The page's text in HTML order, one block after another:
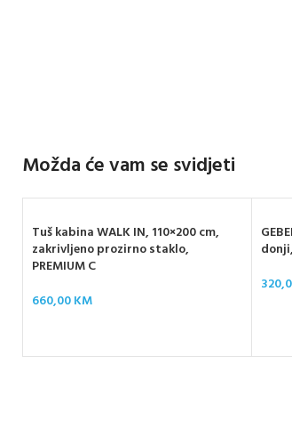
Možda će vam se svidjeti
Tuš kabina WALK IN, 110×200 cm,
zakrivljeno prozirno staklo,
PREMIUM C
660,00KM